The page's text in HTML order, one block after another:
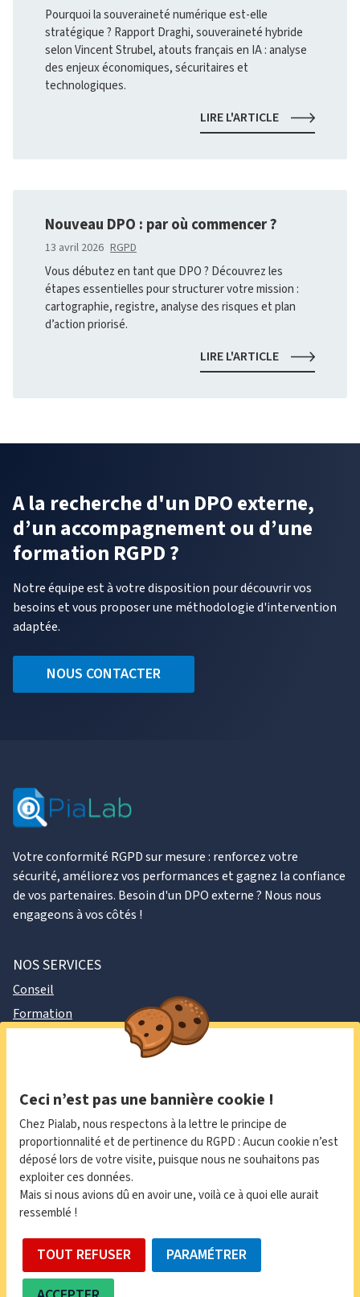
Ceci n’est pas une bannière cookie !
Chez Pialab, nous respectons à la lettre le principe de
proportionnalité et de pertinence du RGPD : Aucun cookie n’est
déposé lors de votre visite, puisque nous ne souhaitons pas
exploiter ces données.
Mais si nous avions dû en avoir une, voilà ce à quoi elle aurait
ressemblé !
TOUT REFUSER
PARAMÉTRER
LA
CNIL
Pourquoi la souveraineté numérique est-elle
stratégique ? Rapport Draghi, souveraineté hybride
selon Vincent Strubel, atouts français en IA : analyse
des enjeux économiques, sécuritaires et
technologiques.
LIRE L'ARTICLE
NUMÉRIQUE
Nouveau DPO : par où commencer ?
13 avril 2026 RGPD
Vous débutez en tant que DPO ? Découvrez les
étapes essentielles pour structurer votre mission :
cartographie, registre, analyse des risques et plan
d’action priorisé.
LIRE L'ARTICLE NOUVEAU
DPO
A la recherche d'un DPO externe,
d’un accompagnement ou d’une
formation RGPD ?
Notre équipe est à votre disposition pour découvrir vos
besoins et vous proposer une méthodologie d'intervention
adaptée.
NOUS CONTACTER
Votre conformité RGPD sur mesure : renforcez votre
sécurité, améliorez vos performances et gagnez la confiance
de vos partenaires. Besoin d'un DPO externe ? Nous nous
engageons à vos côtés !
NOS SERVICES
Conseil
Formation
Politique de confidentialité
Newsletter
Contact
LinkedIn
Pialab © 2023 |